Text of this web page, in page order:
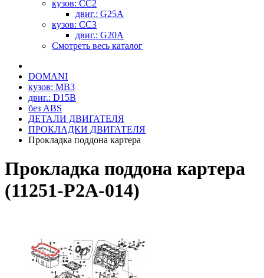
кузов: CC2
двиг.: G25A
кузов: CC3
двиг.: G20A
Смотреть весь каталог
DOMANI
кузов: MB3
двиг.: D15B
без ABS
ДЕТАЛИ ДВИГАТЕЛЯ
ПРОКЛАДКИ ДВИГАТЕЛЯ
Прокладка поддона картера
Прокладка поддона картера
(11251-P2A-014)